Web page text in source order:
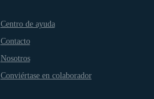
Centro de ayuda
Contacto
Nosotros
Conviértase en colaborador